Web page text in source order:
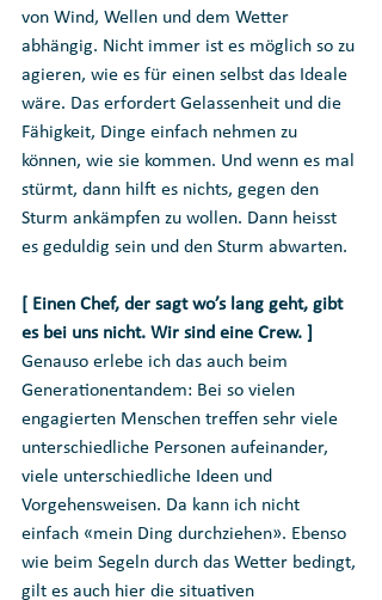
von Wind, Wellen und dem Wetter
abhängig. Nicht immer ist es möglich so zu
agieren, wie es für einen selbst das Ideale
wäre. Das erfordert Gelassenheit und die
Fähigkeit, Dinge einfach nehmen zu
können, wie sie kommen. Und wenn es mal
stürmt, dann hilft es nichts, gegen den
Sturm ankämpfen zu wollen. Dann heisst
es geduldig sein und den Sturm abwarten.
[ Einen Chef, der sagt wo’s lang geht, gibt
es bei uns nicht. Wir sind eine Crew. ]
Genauso erlebe ich das auch beim
Generationentandem: Bei so vielen
engagierten Menschen treffen sehr viele
unterschiedliche Personen aufeinander,
viele unterschiedliche Ideen und
Vorgehensweisen. Da kann ich nicht
einfach «mein Ding durchziehen». Ebenso
wie beim Segeln durch das Wetter bedingt,
gilt es auch hier die situativen